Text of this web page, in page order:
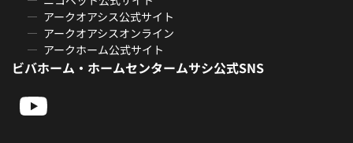
アークオアシス公式サイト
アークオアシスオンライン
アークホーム公式サイト
ビバホーム・ホームセンタームサシ公式SNS